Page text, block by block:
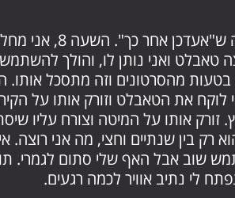
היא מנסה לשכנע אותי ואומר לה
טאבלט ואני נותן לו, והולך
בטעות מהסרטונים וזה מתסכל אותו.
לוקח את הטאבלט וזורק אותו על
זורק אותו על המיטה וצורח עליו
רק בין שנתיים וחצי, מה אני רוצה.
שוב אבל האף שלי סתום לגמרי.
לי נתיב אוויר לכמה רגעים.